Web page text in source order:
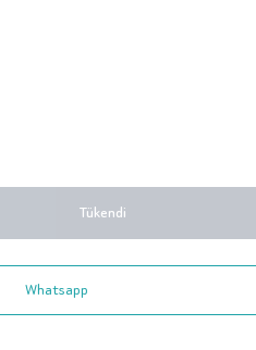
Tükendi
Whatsapp